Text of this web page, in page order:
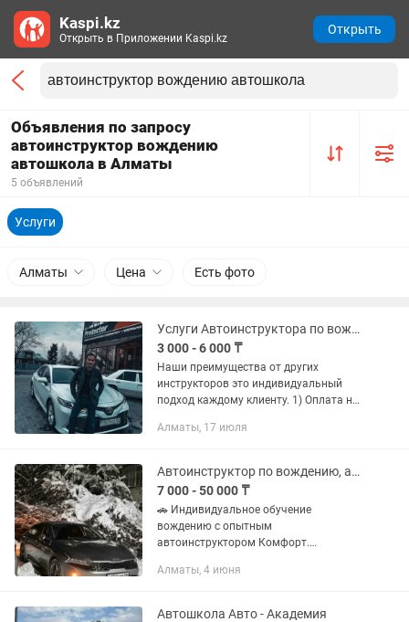
Объявления по запросу
автоинструктор вождению
автошкола в Алматы
5 объявлений
Услуги
Алматы Цена Есть фото
Услуги Автоинструктора по вождению, Автошкола, вождение, практика
3 000 - 6 000 ₸
Наши преимущества от других
инструкторов это индивидуальный
подход каждому клиенту. 1) Оплата нал
цены курс ускоренный: 10
Алматы, 17 июля
Автоинструктор по вождению, автошкола, вождение по городу
7 000 - 50 000 ₸
🚗 Индивидуальное обучение
вождению с опытным
автоинструктором Комфорт.
Ищете автоинструктора, который
катается по кругу? Мы...
Алматы, 4 июня
Автошкола Авто - Академия
Kaspi.kz
Открыть в Приложении Kaspi.kz
Открыть